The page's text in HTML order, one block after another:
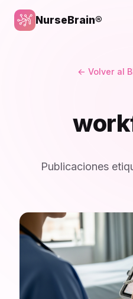
NurseBrain®
← Volver al
Publicaciones